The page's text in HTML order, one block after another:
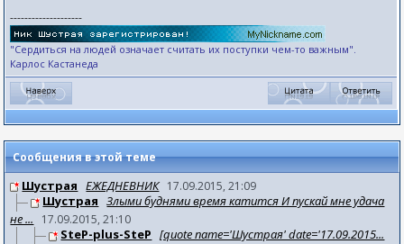
--------------------
"Сердиться на людей означает считать их поступки чем-то важным".
Карлос Кастанеда
Сообщения в этой теме
Шустрая ЕЖЕДНЕВНИК 17.09.2015, 21:09
Шустрая Злыми буднями время катится И пускай мне удача
не ...
17.09.2015, 21:10
SteP-plus-SteP [quote name='Шустрая' date='17.09.2015...